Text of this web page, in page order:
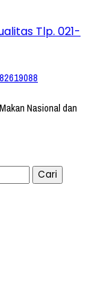
Nasional dan